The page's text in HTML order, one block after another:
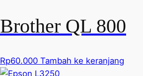
Brother QL 800
Rp60.000 Tambah ke keranjang